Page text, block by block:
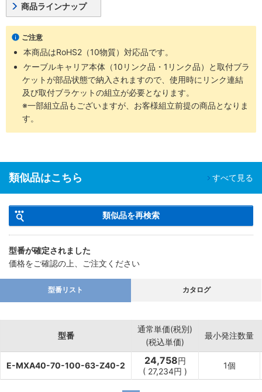
商品ラインナップ
ご注意
本商品はRoHS2（10物質）対応品です。
ケーブルキャリア本体（10リンク品・1リンク品）と取付ブラ
ケットが部品状態で納入されますので、使用時にリンク連結
及び取付ブラケットの組立が必要となります。
※一部組立品もございますが、お客様組立前提の商品となりま
す。
類似品はこちら すべて見る
類似品を再検索
型番が確定されました
価格をご確認の上、ご注文ください
型番リスト カタログ
型番
通常単価(税別)
(税込単価)
最小発注数量
E-MXA40-70-100-63-Z40-2 24,758円
( 27,234円 )
1個